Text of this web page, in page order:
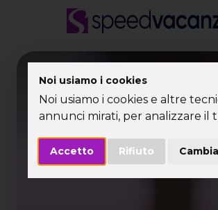
Noi usiamo i cookies
Noi usiamo i cookies e altre
annunci mirati, per analizzare il
Accetto Rifiuto